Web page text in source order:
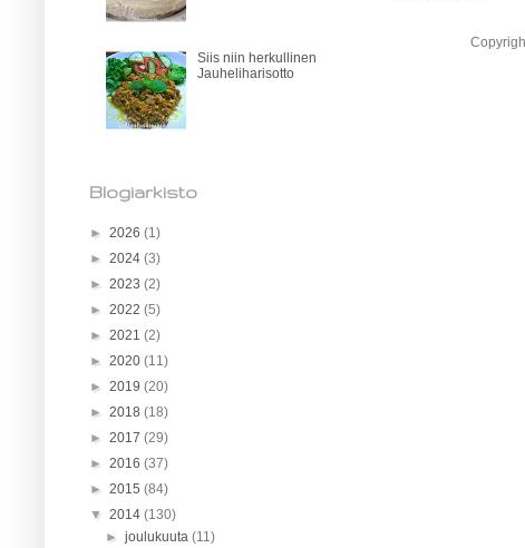
Siis niin herkullinen
Jauheliharisotto
Blogiarkisto
► 2026 (1)
► 2024 (3)
► 2023 (2)
► 2022 (5)
► 2021 (2)
► 2020 (11)
► 2019 (20)
► 2018 (18)
► 2017 (29)
► 2016 (37)
► 2015 (84)
▼ 2014 (130)
►joulukuuta(11)